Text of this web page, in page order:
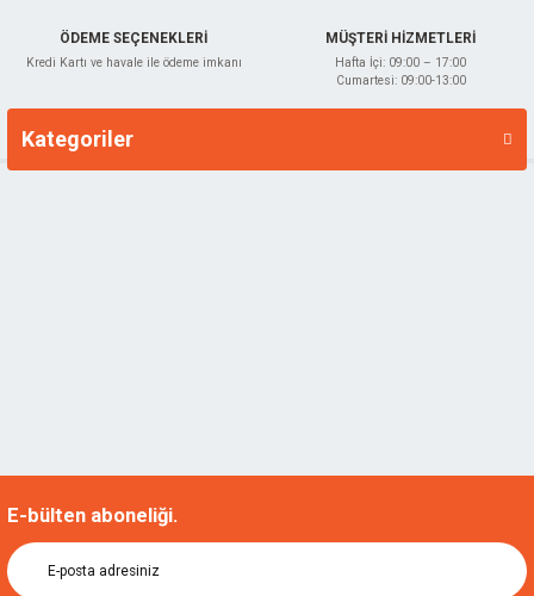
ÖDEME SEÇENEKLERİ
Kredi Kartı ve havale ile ödeme imkanı
MÜŞTERİ HİZMETLERİ
Hafta İçi: 09:00 – 17:00
Cumartesi: 09:00-13:00
Kategoriler
Markalar
E-bülten aboneliği.